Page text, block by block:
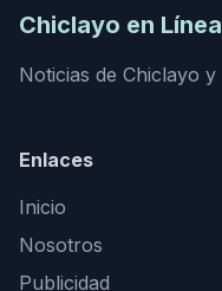
Chiclayo en Línea
Noticias de Chiclayo y
Enlaces
Inicio
Nosotros
Publicidad